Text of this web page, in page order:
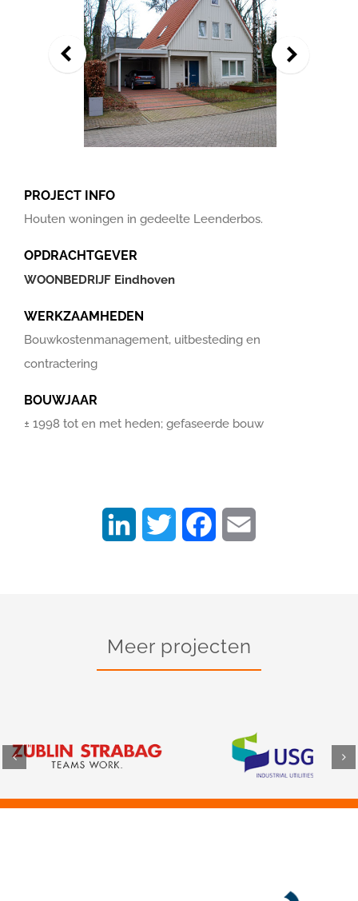
PROJECT INFO
Houten woningen in gedeelte Leenderbos.
OPDRACHTGEVER
WOONBEDRIJF Eindhoven
WERKZAAMHEDEN
Bouwkostenmanagement, uitbesteding en
contractering
BOUWJAAR
± 1998 tot en met heden; gefaseerde bouw
LinkedInTwitter Facebook
Meer projecten